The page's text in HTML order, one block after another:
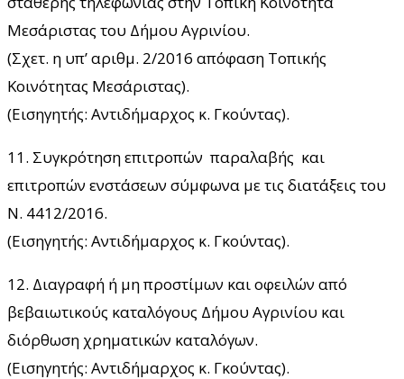
Μεσάριστας του Δήμου Αγρινίου.
(Σχετ. η υπ’ αριθμ. 2/2016 απόφαση Τοπικής
Κοινότητας Μεσάριστας).
(Εισηγητής: Αντιδήμαρχος κ. Γκούντας).
11. Συγκρότηση επιτροπών παραλαβής και
επιτροπών ενστάσεων σύμφωνα με τις διατάξεις του
Ν. 4412/2016.
(Εισηγητής: Αντιδήμαρχος κ. Γκούντας).
12. Διαγραφή ή μη προστίμων και οφειλών από
βεβαιωτικούς καταλόγους Δήμου Αγρινίου και
διόρθωση χρηματικών καταλόγων.
(Εισηγητής: Αντιδήμαρχος κ. Γκούντας).